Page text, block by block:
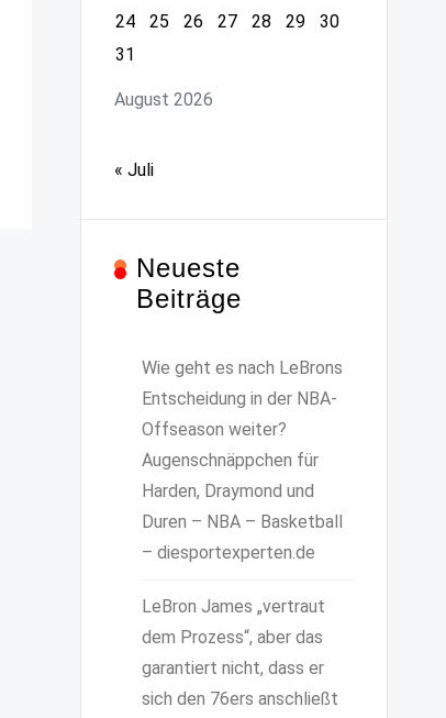
August 2026
24
25 26 27 28 29
30
31
« Juli
Neueste
Beiträge
Wie geht es nach LeBrons
Entscheidung in der NBA-
Offseason weiter?
Augenschnäppchen für
Harden, Draymond und
Duren – NBA – Basketball
– diesportexperten.de
LeBron James „vertraut
dem Prozess“, aber das
garantiert nicht, dass er
sich den 76ers anschließt